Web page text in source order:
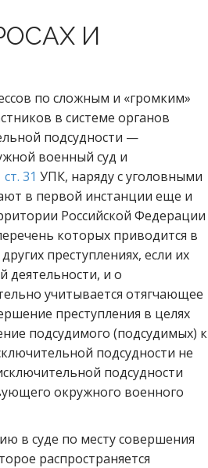
И
по сложным и «громким»
в системе органов
подсудности —
военный суд и
ст. 31 УПК, наряду с уголовными
в первой инстанции еще и
Российской Федерации
которых приводится в
преступлениях, если их
деятельности, и о
учитывается отягчающее
преступления в целях
подсудимого (подсудимых) к
подсудности не
подсудности
окружного военного
в суде по месту совершения
распространяется